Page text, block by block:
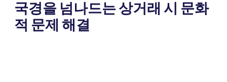
국경을 넘나드는 상거래 시 문화
적 문제 해결